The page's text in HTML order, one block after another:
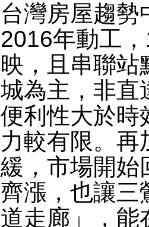
台灣房屋趨勢
2016年動工
映，且串聯站
城為主，非直
便利性大於時
力較有限。再
緩，市場開始
齊漲，也讓三
道走廊」，能